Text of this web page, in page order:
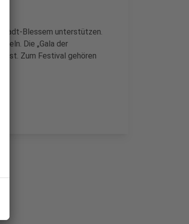
Blessem unterstützen.
Die „Gala der
Zum Festival gehören